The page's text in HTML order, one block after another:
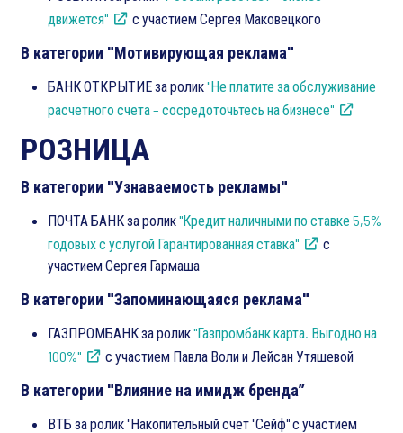
движется"
с участием Сергея Маковецкого
В категории "Мотивирующая реклама"
БАНК ОТКРЫТИЕ за ролик"Не платите за обслуживание
расчетного счета – сосредоточьтесь на бизнесе"
РОЗНИЦА
В категории "Узнаваемость рекламы"
ПОЧТА БАНК за ролик"Кредит наличными по ставке 5,5%
годовых с услугой Гарантированная ставка"
с
участием Сергея Гармаша
В категории "Запоминающаяся реклама"
ГАЗПРОМБАНК за ролик"Газпромбанк карта. Выгодно на
100%"
с участием Павла Воли и Лейсан Утяшевой
В категории "Влияние на имидж бренда”
ВТБ за ролик "Накопительный счет "Сейф" с участием